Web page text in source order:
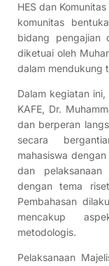
HES dan
komunitas
bidang pengajian
diketuai oleh
dalam mendukung
Dalam kegiatan
KAFE, Dr.
dan berperan
secara
mahasiswa
dan
dengan tema
Pembahasan
mencakup
metodologis.
Pelaksanaan